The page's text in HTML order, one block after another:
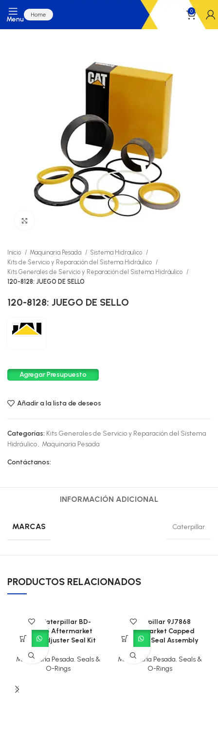
Menu
Home
0
Inicio Maquinaria Pesada
Sistema Hidraulico
Kits de Servicio y Reparación del Sistema Hidráulico
Kits Generales de Servicio y Reparación del Sistema Hidráulico
120-8128: JUEGO DE SELLO
120-8128: JUEGO DE SELLO
Agregar Presupuesto
Añadir a la lista de deseos
Categorías: Kits Generales de Servicio y Reparación del Sistema
Hidráulico, Maquinaria Pesada
Contáctanos:
INFORMACIÓN ADICIONAL
MARCAS Caterpillar
PRODUCTOS RELACIONADOS
CAT Caterpillar BD-
904405 Aftermarket
Track Adjuster Seal Kit
Maquinaria Pesada, Seals &
O-Rings
Caterpillar 9J7868
Aftermarket Capped
Piston T-Seal Assembly
Maquinaria Pesada, Seals &
O-Rings